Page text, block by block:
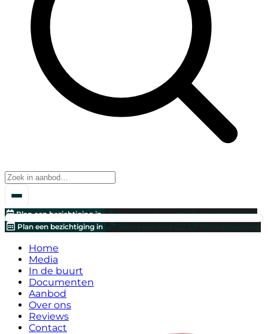
Plan een bezichtiging in Breng een bod uit!
Waardebepaling
Plan een bezichtiging in
Breng een bod uit! Waardebepaling
Home
Media
In de buurt
Documenten
Aanbod
Over ons
Reviews
Contact